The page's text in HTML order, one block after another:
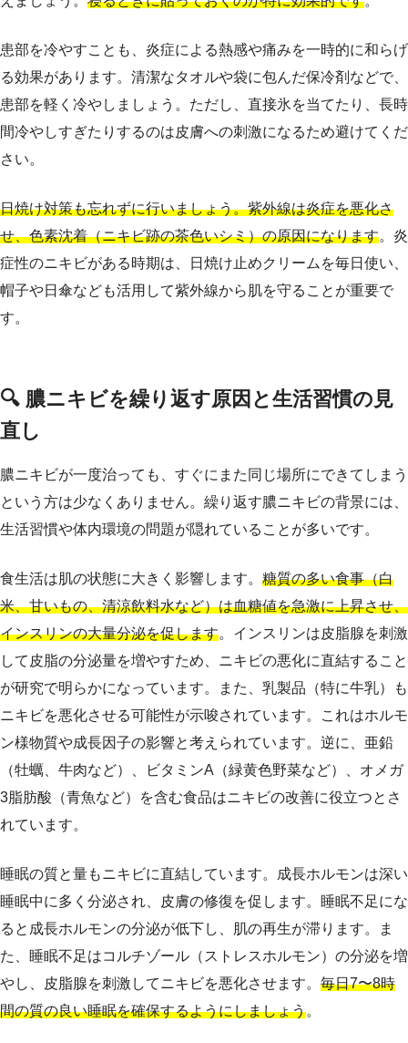
患部を冷やすことも、炎症による熱感や痛みを一時的に和らげ
る効果があります。清潔なタオルや袋に包んだ保冷剤などで、
患部を軽く冷やしましょう。ただし、直接氷を当てたり、長時
間冷やしすぎたりするのは皮膚への刺激になるため避けてくだ
さい。
日焼け対策も忘れずに行いましょう。紫外線は炎症を悪化さ
せ、色素沈着（ニキビ跡の茶色いシミ）の原因になります。炎
症性のニキビがある時期は、日焼け止めクリームを毎日使い、
帽子や日傘なども活用して紫外線から肌を守ることが重要で
す。
🔍 膿ニキビを繰り返す原因と生活習慣の見
直し
膿ニキビが一度治っても、すぐにまた同じ場所にできてしまう
という方は少なくありません。繰り返す膿ニキビの背景には、
生活習慣や体内環境の問題が隠れていることが多いです。
食生活は肌の状態に大きく影響します。 糖質の多い食事（白
米、甘いもの、清涼飲料水など）は血糖値を急激に上昇させ、
インスリンの大量分泌を促します。インスリンは皮脂腺を刺激
して皮脂の分泌量を増やすため、ニキビの悪化に直結すること
が研究で明らかになっています。また、乳製品（特に牛乳）も
ニキビを悪化させる可能性が示唆されています。これはホルモ
ン様物質や成長因子の影響と考えられています。逆に、亜鉛
（牡蠣、牛肉など）、ビタミンA（緑黄色野菜など）、オメガ
3脂肪酸（青魚など）を含む食品はニキビの改善に役立つとさ
れています。
睡眠の質と量もニキビに直結しています。成長ホルモンは深い
睡眠中に多く分泌され、皮膚の修復を促します。睡眠不足にな
ると成長ホルモンの分泌が低下し、肌の再生が滞ります。ま
た、睡眠不足はコルチゾール（ストレスホルモン）の分泌を増
やし、皮脂腺を刺激してニキビを悪化させます。 毎日7〜8時
間の質の良い睡眠を確保するようにしましょう。